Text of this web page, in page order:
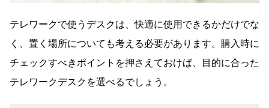
テレワークで使うデスクは、快適に使用できるかだけでな
く、置く場所についても考える必要があります。購入時に
チェックすべきポイントを押さえておけば、目的に合った
テレワークデスクを選べるでしょう。